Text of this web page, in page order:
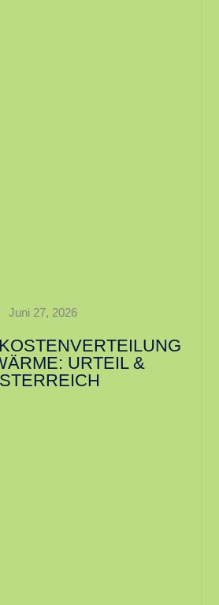
Juni 27, 2026
URTEIL &